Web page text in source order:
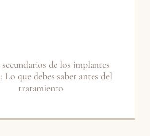
de los implantes
Lo que debes saber antes del
tratamiento